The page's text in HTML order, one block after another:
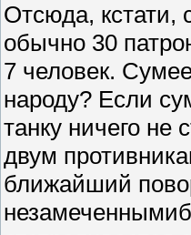
Отсюда, кстати,
обычно 30
7 человек.
народу? Если
танку ничего
двум
ближайший